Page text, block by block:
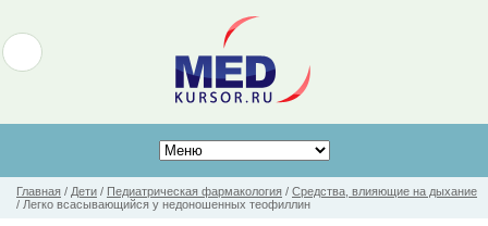
Главная / Дети / Педиатрическая фармакология / Средства, влияющие на дыхание
/ Легко всасывающийся у недоношенных теофиллин